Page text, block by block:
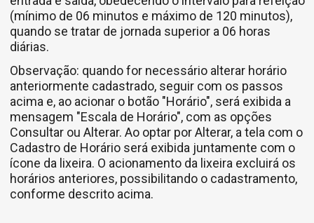
(mínimo de 06 minutos e máximo de 120 minutos),
quando se tratar de jornada superior a 06 horas
diárias.
Observação: quando for necessário alterar horário
anteriormente cadastrado, seguir com os passos
acima e, ao acionar o botão "Horário", será exibida a
mensagem "Escala de Horário", com as opções
Consultar ou Alterar. Ao optar por Alterar, a tela com o
Cadastro de Horário será exibida juntamente com o
ícone da lixeira. O acionamento da lixeira excluirá os
horários anteriores, possibilitando o cadastramento,
conforme descrito acima.